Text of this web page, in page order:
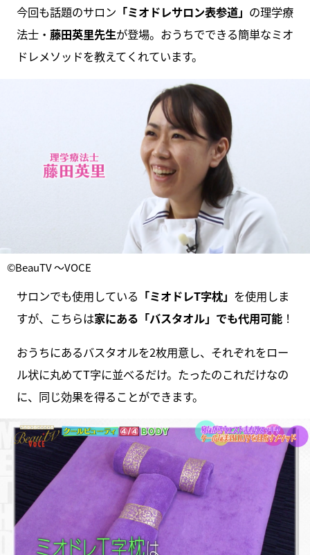
今回も話題のサロン 「ミオドレサロン表参道」 の理学療
法士・ 藤田英里先生が登場。おうちでできる簡単なミオ
ドレメソッドを教えてくれています。
©BeauTV ～VOCE
サロンでも使用している 「ミオドレT字枕」 を使用しま
すが、こちらは家にある「バスタオル」でも代用可能！
おうちにあるバスタオルを2枚用意し、それぞれをロー
ル状に丸めてT字に並べるだけ。たったのこれだけなの
に、同じ効果を得ることができます。